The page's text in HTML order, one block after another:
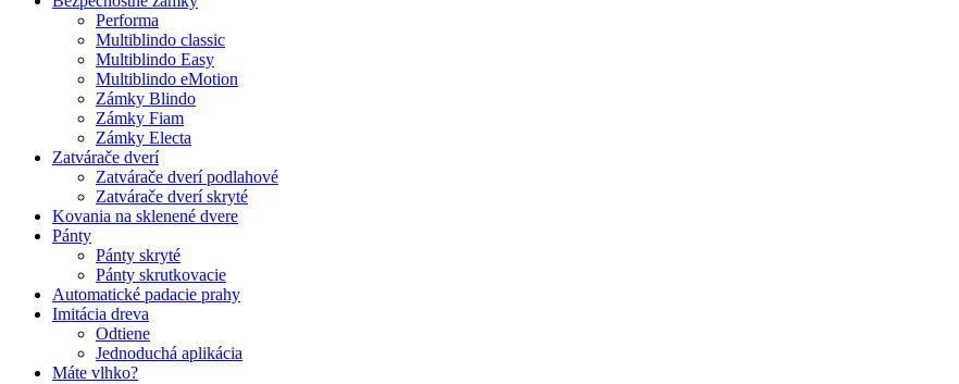
Performa
Multiblindo classic
Multiblindo Easy
Multiblindo eMotion
Zámky Blindo
Zámky Fiam
Zámky Electa
Zatvárače dverí
Zatvárače dverí podlahové
Zatvárače dverí skryté
Kovania na sklenené dvere
Pánty
Pánty skryté
Pánty skrutkovacie
Automatické padacie prahy
Imitácia dreva
Odtiene
Jednoduchá aplikácia
Máte vlhko?